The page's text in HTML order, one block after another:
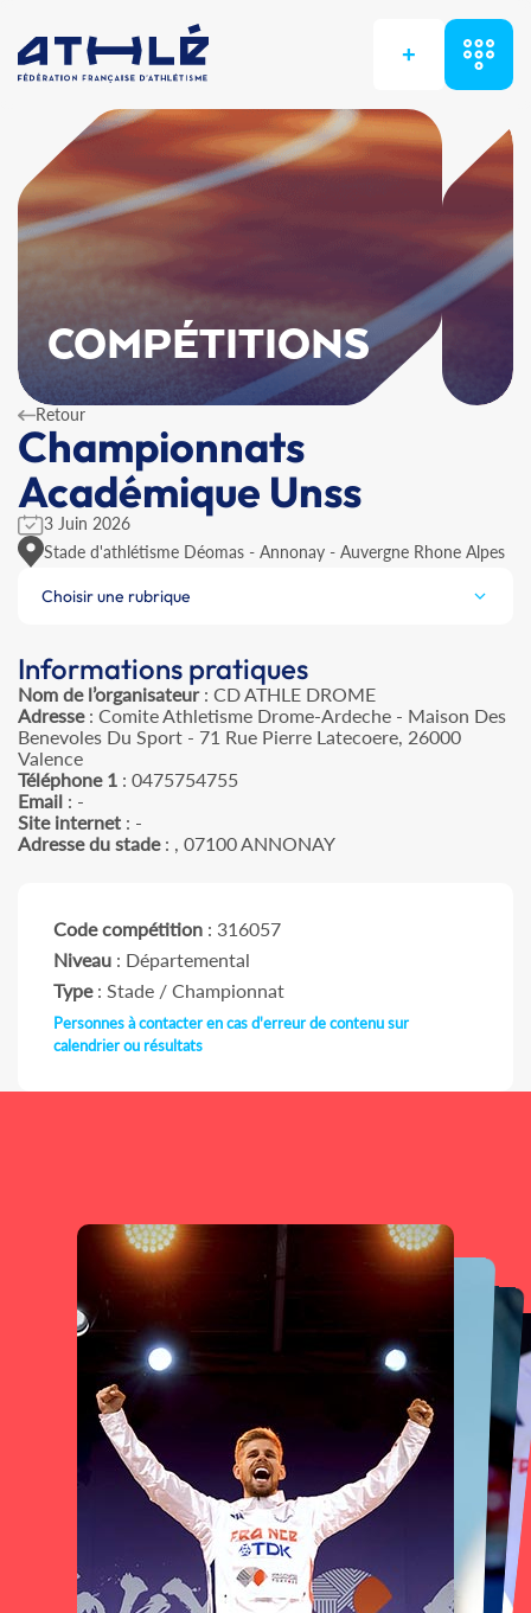
+
COMPÉTITIONS
Retour
Championnats
Académique Unss
3 Juin 2026
Stade d'athlétisme Déomas - Annonay - Auvergne Rhone Alpes
Choisir une rubrique
Informations pratiques
Nom de l’organisateur: CD ATHLE DROME
Adresse: Comite Athletisme Drome-Ardeche - Maison Des
Benevoles Du Sport - 71 Rue Pierre Latecoere, 26000
Valence
Téléphone 1 : 0475754755
Email : -
Site internet : -
Adresse du stade: , 07100 ANNONAY
Code compétition : 316057
Niveau : Départemental
Type: Stade / Championnat
Personnes à contacter en cas d'erreur de contenu sur
calendrier ou résultats